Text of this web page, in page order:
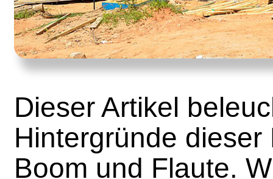
Dieser Artikel
Hintergründe
Boom und Flaute.